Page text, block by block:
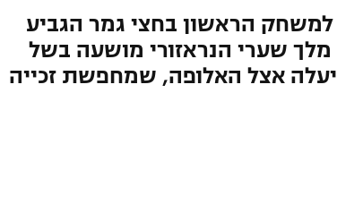
למשחק הראשון בחצי גמר הגביע
(21:40, ישיר בספורט4). מלך שערי הנראזורי מושעה בשל
אצל האלופה, שמחפשת זכייה